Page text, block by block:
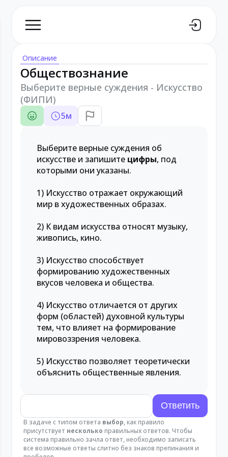
Описание
Обществознание
Выберите верные суждения - Искусство
(ФИПИ)
5м
Выберите верные суждения об
искусстве и запишите цифры, под
которыми они указаны.
1) Искусство отражает окружающий
мир в художественных образах.
2) К видам искусства относят музыку,
живопись, кино.
3) Искусство способствует
формированию художественных
вкусов человека и общества.
4) Искусство отличается от других
форм (областей) духовной культуры
тем, что влияет на формирование
мировоззрения человека.
5) Искусство позволяет теоретически
объяснить общественные явления.
В задаче с типом ответа выбор, как правило
присутствует несколько правильных ответов. Чтобы
система правильно зачла ответ, необходимо записать
все возможные ответы слитно без знаков препинания и